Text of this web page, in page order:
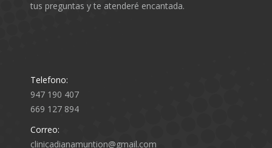
tus preguntas y te atenderé encantada.
Telefono:
947 190 407
669 127 894
Correo:
clinicadianamuntion@gmail.com